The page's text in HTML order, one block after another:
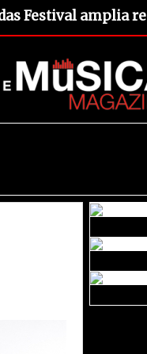
Festival amplia